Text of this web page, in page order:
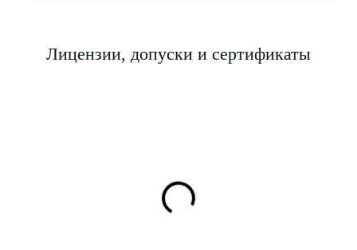
Лицензии, допуски и сертификаты